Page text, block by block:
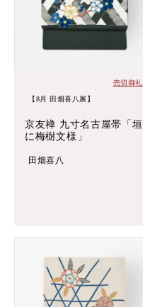
売切御礼
【8月 田畑喜八展】
京友禅 九寸名古屋帯「垣
に梅樹文様」
田畑喜八